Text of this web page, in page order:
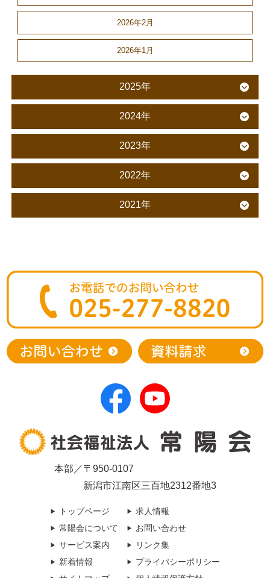
2026年2月
2026年1月
2025年
2024年
2023年
2022年
2021年
本部／〒950-0107
新潟市江南区三百地2312番地3
トップページ
常陽会について
サービス案内
新着情報
求人情報
お問い合わせ
リンク集
プライバシーポリシー